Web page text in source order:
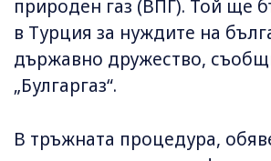
природен газ (ВПГ). Той ще
в Турция за нуждите на
държавно дружество,
„Булгаргаз“.
В тръжната процедура,